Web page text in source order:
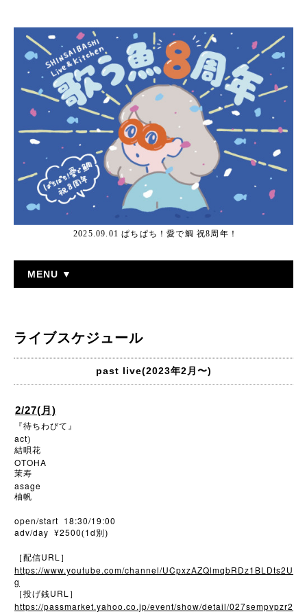
2025.09.01 ぱちぱち！愛で鯛 祝8周年！
MENU ▼
ライブスケジュール
past live(2023年2月〜)
2/27(月)
『待ちわびて』
act)
結唄花
OTOHA
茉寿
asage
柚帆
open/start 18:30/19:00
adv/day ¥2500(1d 別)
［配信URL ］
https://www.youtube.com/channel/UCpxzAZQlmqbRDz1BLDts2U
g
［投げ銭URL ］
https://passmarket.yahoo.co.jp/event/show/detail/027sempvpzr2